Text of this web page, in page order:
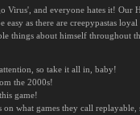
and everyone hates it! Our
as there are creepypastas
things about himself throughout
so take it all in, baby!
the 2000s!
game!
what games they call